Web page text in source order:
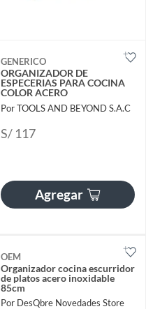
GENERICO
ORGANIZADOR DE
ESPECERIAS PARA COCINA
COLOR ACERO
Por TOOLS AND BEYOND S.A.C
S/ 117
Agregar
OEM
Organizador cocina escurridor
de platos acero inoxidable
85cm
Por DesQbre Novedades Store